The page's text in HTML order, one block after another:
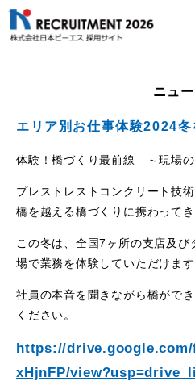
ニュ
エリア別お仕事体験2024冬
体験！橋づくり最前線 ～現場の
プレストレストコンクリート技
橋を越える橋づくりに携わってき
この冬は、全国7ヶ所の支店及び
場で業務を体験していただけます
社員の本音を聞きながら橋がで
ください。
https://drive.google.com/
xHjnFP/